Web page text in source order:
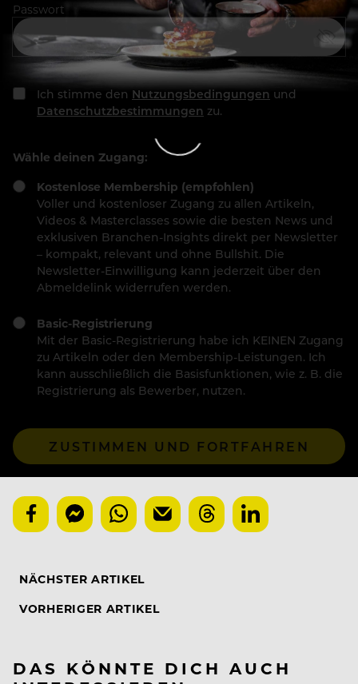
Passwort
Ich stimme den Nutzungsbedingungen und
Datenschutzbestimmungen zu.
Wähle deinen Zugang:
Kostenlose Membership (empfohlen)
Voller und kostenloser Zugang zu allen Artikeln,
Videos & Masterclasses sowie die besten News und
exklusiven Branchen-Insights direkt per Newsletter
– kompakt, relevant und ohne Bullshit. Die
Newsletter-Einwilligung kann jederzeit über den
Abmeldelink widerrufen werden.
Basic-Registrierung
Mit der Basic-Registrierung habe ich KEINEN Zugang
zu Artikeln oder den Membership-Leistungen. Ich
kann ausschließlich die Basisfunktionen, wie z. B. die
Registrierung als Bewerber, nutzen.
ZUSTIMMEN UND FORTFAHREN
NÄCHSTER ARTIKEL
VORHERIGER ARTIKEL
DAS KÖNNTE DICH AUCH